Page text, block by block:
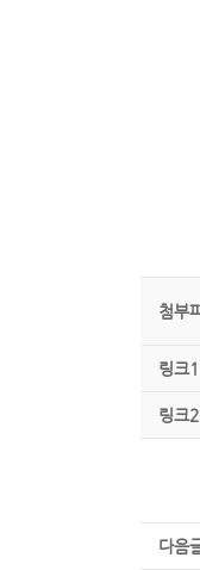
첨부
링크1
링크2
다음